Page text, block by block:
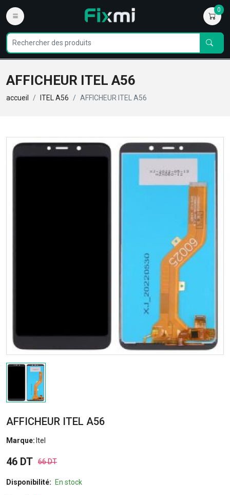
0
AFFICHEUR ITEL A56
accueil ITEL A56 AFFICHEUR ITEL A56
AFFICHEUR ITEL A56
Marque: Itel
46 DT 66 DT
Disponibilité: En stock